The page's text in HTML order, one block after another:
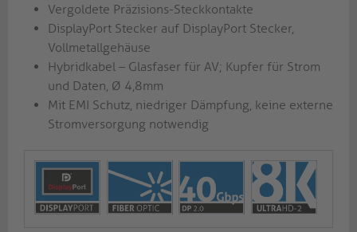
Vergoldete Präzisions-Steckkontakte
DisplayPort Stecker auf DisplayPort Stecker,
Vollmetallgehäuse
Hybridkabel – Glasfaser für AV; Kupfer für Strom
und Daten, Ø 4,8mm
Mit EMI Schutz, niedriger Dämpfung, keine externe
Stromversorgung notwendig